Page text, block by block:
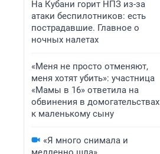
На Кубани горит НПЗ из-за
атаки беспилотников: есть
пострадавшие. Главное о
ночных налетах
«Меня не просто отменяют,
меня хотят убить»: участница
«Мамы в 16» ответила на
обвинения в домогательствах
к маленькому сыну
«Я много снимала и